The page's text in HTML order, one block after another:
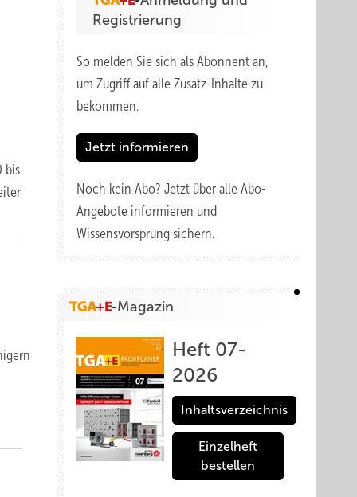
bis
Registrierung
So melden Sie sich als Abonnent an,
um Zugriff auf alle Zusatz-Inhalte zu
bekommen.
Jetzt informieren
Noch kein Abo? Jetzt über alle Abo-
Angebote informieren und
Wissensvorsprung sichern.
Magazin
Heft 07-
2026
Inhaltsverzeichnis
Einzelheft
bestellen